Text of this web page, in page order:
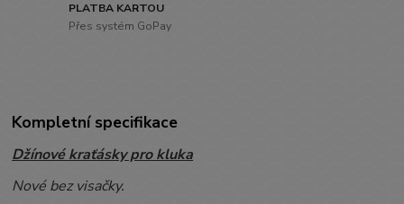
PLATBA KARTOU
Přes systém GoPay
Kompletní specifikace
Džínové kraťásky pro kluka
Nové bez visačky.